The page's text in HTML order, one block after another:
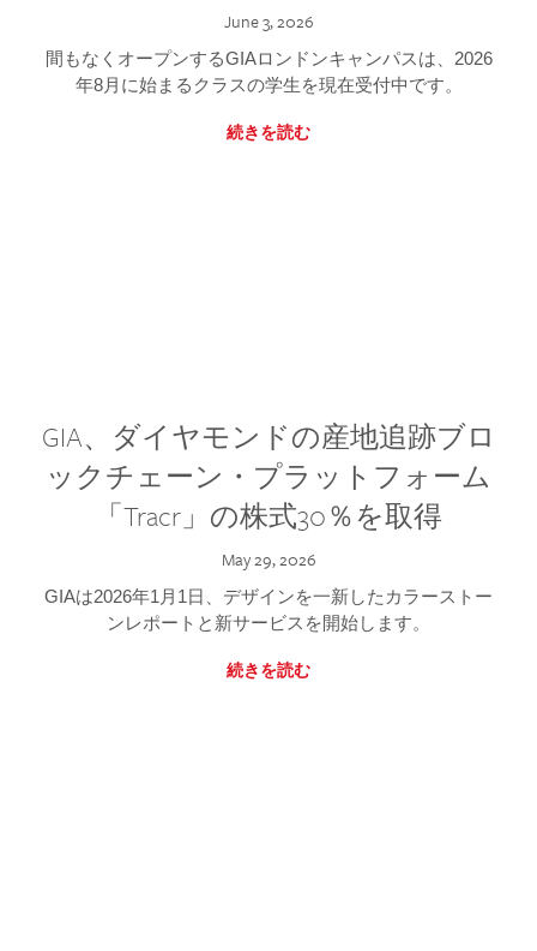
June 3, 2026
間もなくオープンするGIAロンドンキャンパスは、2026
年8月に始まるクラスの学生を現在受付中です。
続きを読む
GIA、ダイヤモンドの産地追跡ブロ
ックチェーン・プラットフォーム
「Tracr」の株式30％を取得
May 29, 2026
GIAは2026年1月1日、デザインを一新したカラーストー
ンレポートと新サービスを開始します。
続きを読む